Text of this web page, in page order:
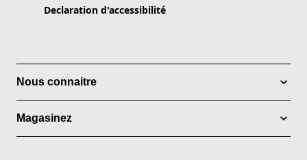
Declaration d'accessibilité
Nous connaitre
Magasinez